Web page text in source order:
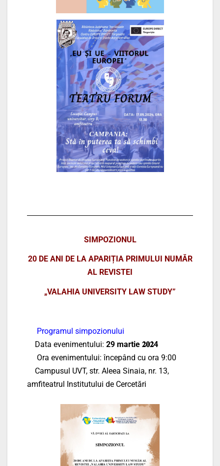
SIMPOZIONUL
20 DE ANI DE LA APARIȚIA PRIMULUI NUMĂR
AL REVISTEI
„VALAHIA UNIVERSITY LAW STUDY”
Programul simpozionului
Data evenimentului: 29 martie 𝟐𝟎𝟐4
Ora evenimentului: începând cu ora 9:00
Campusul UVT, str. Aleea Sinaia, nr. 13,
amfiteatrul Institutului de Cercetări